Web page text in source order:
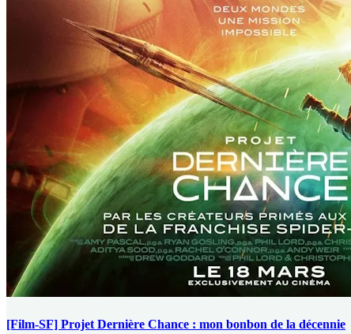
[Film-SF] Projet Dernière Chance : mon bonbon de la décennie